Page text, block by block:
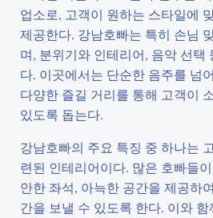
업소로, 고객이 원하는 스타일에
제공한다. 강남호빠는 특히 손님
며, 분위기와 인테리어, 음악 선택
다. 이곳에서는 단순한 음주를 넘
다양한 즐길 거리를 통해 고객이
있도록 돕는다.
강남호빠의 주요 특징 중 하나는
련된 인테리어이다. 많은 호빠들
안한 좌석, 아늑한 공간을 제공하
간을 보낼 수 있도록 한다. 이와